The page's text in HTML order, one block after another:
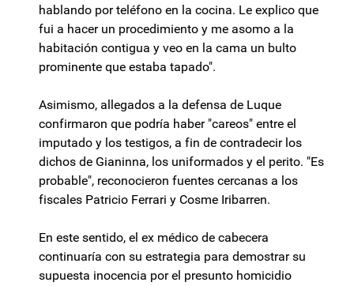
hablando por teléfono en la cocina. Le explico que
fui a hacer un procedimiento y me asomo a la
habitación contigua y veo en la cama un bulto
prominente que estaba tapado".
Asimismo, allegados a la defensa de Luque
confirmaron que podría haber "careos" entre el
imputado y los testigos, a fin de contradecir los
dichos de Gianinna, los uniformados y el perito. "Es
probable", reconocieron fuentes cercanas a los
fiscales Patricio Ferrari y Cosme Iribarren.
En este sentido, el ex médico de cabecera
continuaría con su estrategia para demostrar su
supuesta inocencia por el presunto homicidio